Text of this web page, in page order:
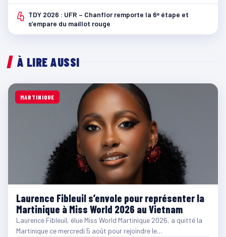
4 TDY 2026 : UFR – Chanflor remporte la 6ᵉ étape et
s’empare du maillot rouge
À LIRE AUSSI
MARTINIQUE
Laurence Fibleuil s’envole pour représenter la
Martinique à Miss World 2026 au Vietnam
Laurence Fibleuil, élue Miss World Martinique 2026, a quitté la
Martinique ce mercredi 5 août pour rejoindre le…